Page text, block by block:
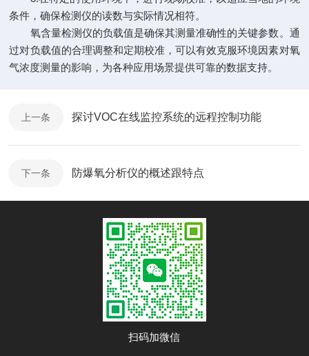
条件，确保检测仪的读数与实际情况相符。
氧含量检测仪的负载值是确保其测量准确性的关键参数。通
过对负载值的合理调整和定期校准，可以有效克服环境因素对氧
气浓度测量的影响，为各种应用场景提供可靠的数据支持。
上一条 探讨VOC在线监控系统的远程控制功能
下一条 防爆氧分析仪的概述跟特点
扫码加微信